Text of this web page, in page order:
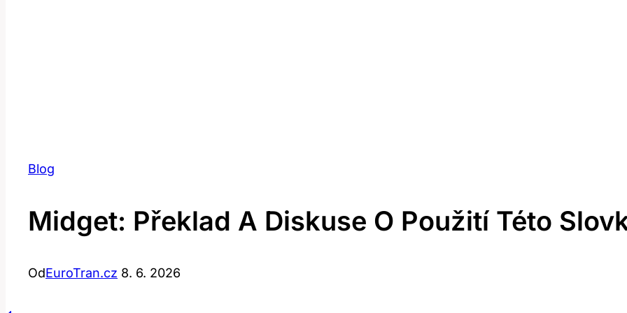
Blog
Midget: Překlad A Diskuse O Použití Této
OdEuroTran.cz 8. 6. 2026